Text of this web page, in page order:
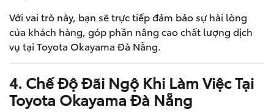
Với vai trò này, bạn sẽ trực tiếp đảm bảo sự hài lòng
của khách hàng, góp phần nâng cao chất lượng dịch
vụ tại Toyota Okayama Đà Nẵng.
4. Chế Độ Đãi Ngộ Khi Làm Việc Tại
Toyota Okayama Đà Nẵng